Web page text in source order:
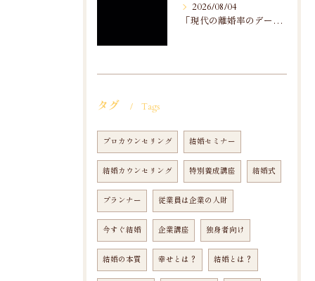
2026/08/04
「現代の離婚率のデータ分析」から
タグ Tags
プロカウンセリング 結婚セミナー
結婚カウンセリング 特別養成講座 結婚式
プランナー 従業員は企業の人財
今すぐ結婚 企業講座 独身者向け
結婚の本質 幸せとは？ 結婚とは？